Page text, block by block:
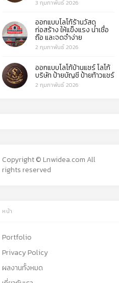
3 กุมภาพันธ์ 2026
ออกแบบโลโก้ร้านวัสดุ
ก่อสร้าง ให้แข็งแรง น่าเชื่อ
ถือ และจดจำง่าย
2 กุมภาพันธ์ 2026
ออกแบบโลโก้บ้านแชร์ โลโก้
บริษัท ป้ายบัญชี ป้ายท้าวแชร์
2 กุมภาพันธ์ 2026
Copyright © Lnwidea.com All
rights reserved
หน้า
Portfolio
Privacy Policy
ผลงานทั้งหมด